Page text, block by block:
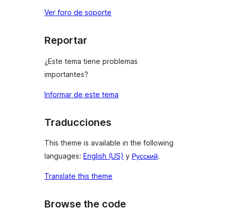
Ver foro de soporte
Reportar
¿Este tema tiene problemas
importantes?
Informar de este tema
Traducciones
This theme is available in the following
languages: English (US) y Русский.
Translate this theme
Browse the code